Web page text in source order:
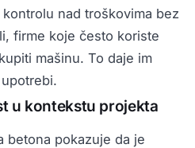
nad troškovima bez
firme koje često koriste
mašinu. To daje im
u kontekstu projekta
betona pokazuje da je